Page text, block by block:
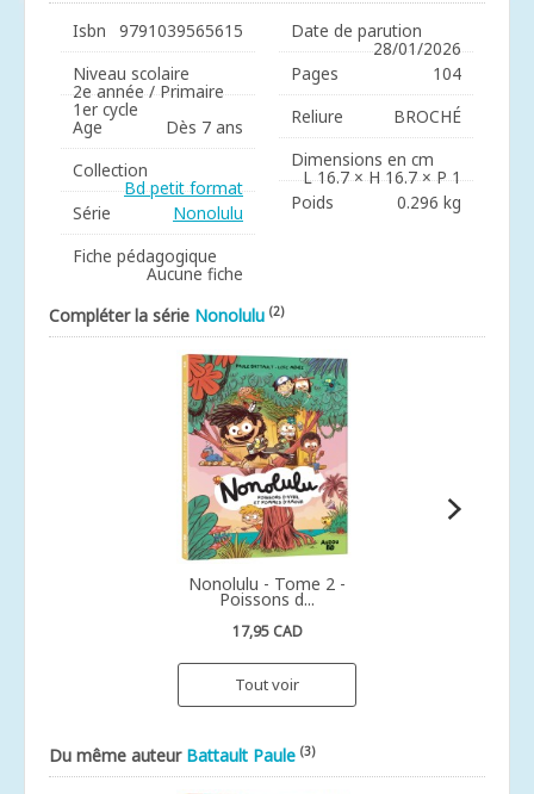
Isbn
9791039565615
Niveau scolaire
2e année / Primaire
1er cycle
Age
Dès 7 ans
Collection
Bd petit format
Série
Nonolulu
Fiche pédagogique
Aucune fiche
Date de parution
28/01/2026
Pages
104
Reliure
BROCHÉ
Dimensions en cm
L 16.7 × H 16.7 × P 1
Poids
0.296 kg
Compléter la série Nonolulu (2)
Nonolulu - Tome 2 -
Poissons d...
17,95 CAD
Tout voir
Du même auteur Battault Paule (3)